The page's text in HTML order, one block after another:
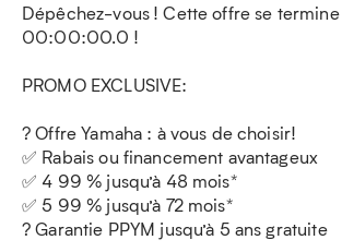
Dépêchez-vous ! Cette offre se
00:00:00.0 !
PROMO EXCLUSIVE:
? Offre Yamaha : à vous de choisir!
✅ Rabais ou financement avantageux
✅ 4 99 % jusqu’à 48 mois*
✅ 5 99 % jusqu’à 72 mois*
?️ Garantie PPYM jusqu’à 5 ans gratuite